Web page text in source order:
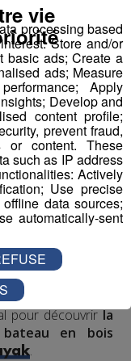
cascades,Nong
La joie de
ce haut lieu du
limite. Entrela
chez
diversité des
y est garanti !
à tous ceux qui
immergés dans
. C’est un sentier
naturelles aux
De plus,
aller à Muang
niveaux
comme aux gros
pour découvrirla
en bois
.
processing based
Store and/or
basic ads; Create a
ads; Measure
Apply
Develop and
content profile;
prevent fraud,
or content. These
such as IP address
Actively
Use precise
data sources;
automatically-sent
vie